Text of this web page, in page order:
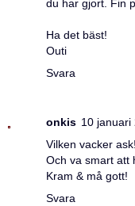
du har gjort. Fin
Ha det bäst!
Outi
Svara
onkis 10 januari
Vilken vacker ask!
Och va smart att
Kram & må gott!
Svara